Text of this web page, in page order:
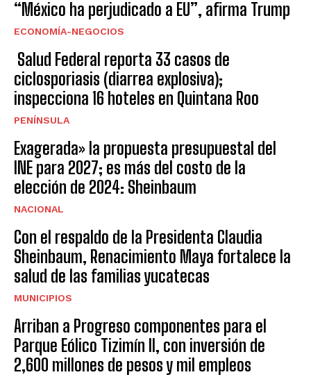
“México ha perjudicado a EU”, afirma Trump
ECONOMÍA-NEGOCIOS
Salud Federal reporta 33 casos de
ciclosporiasis (diarrea explosiva);
inspecciona 16 hoteles en Quintana Roo
PENÍNSULA
Exagerada» la propuesta presupuestal del
INE para 2027; es más del costo de la
elección de 2024: Sheinbaum
NACIONAL
Con el respaldo de la Presidenta Claudia
Sheinbaum, Renacimiento Maya fortalece la
salud de las familias yucatecas
MUNICIPIOS
Arriban a Progreso componentes para el
Parque Eólico Tizimín II, con inversión de
2,600 millones de pesos y mil empleos